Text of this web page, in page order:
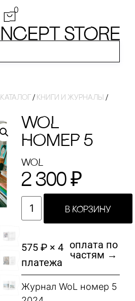
0
Каталог / кнИги И ЖуРнаЛы /
WOL
НОМЕР 5
WoL
2 300 ₽
В КОРЗИНУ
575 ₽ × 4
платежа
оплата по
частям →
Журнал WoL номер 5